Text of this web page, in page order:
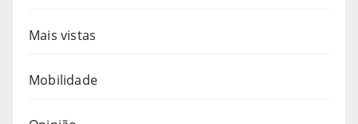
Mais vistas
Mobilidade